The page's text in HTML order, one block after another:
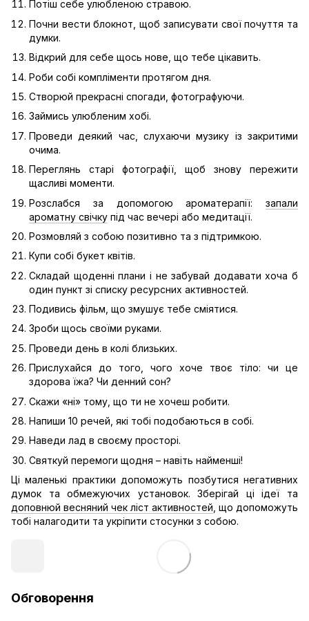
Потіш себе улюбленою стравою.
Почни вести блокнот, щоб записувати свої почуття та
думки.
Відкрий для себе щось нове, що тебе цікавить.
Роби собі компліменти протягом дня.
Створюй прекрасні спогади, фотографуючи.
Займись улюбленим хобі.
Проведи деякий час, слухаючи музику із закритими
очима.
Переглянь старі фотографії, щоб знову пережити
щасливі моменти.
Розслабся за допомогою ароматерапії: запали
ароматну свічку під час вечері або медитації.
Розмовляй з собою позитивно та з підтримкою.
Купи собі букет квітів.
Складай щоденні плани і не забувай додавати хоча б
один пункт зі списку ресурсних активностей.
Подивись фільм, що змушує тебе сміятися.
Зроби щось своїми руками.
Проведи день в колі близьких.
Прислухайся до того, чого хоче твоє тіло: чи це
здорова їжа? Чи денний сон?
Скажи «ні» тому, що ти не хочеш робити.
Напиши 10 речей, які тобі подобаються в собі.
Наведи лад в своєму просторі.
Святкуй перемоги щодня – навіть найменші!
Ці маленькі практики допоможуть позбутися негативних
думок та обмежуючих установок. Зберігай ці ідеї та
доповнюй весняний чек ліст активностей , що допоможуть
тобі налагодити та укріпити стосунки з собою.
Обговорення